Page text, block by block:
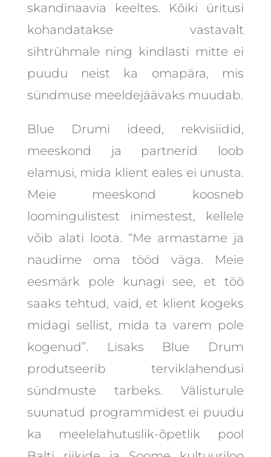
skandinaavia keeltes. Kõiki üritusi
kohandatakse vastavalt
sihtrühmale ning kindlasti mitte ei
puudu neist ka omapära, mis
sündmuse meeldejäävaks muudab.
Blue Drumi ideed, rekvisiidid,
meeskond ja partnerid loob
elamusi, mida klient eales ei unusta.
Meie meeskond koosneb
loomingulistest inimestest, kellele
võib alati loota. “Me armastame ja
naudime oma tööd väga. Meie
eesmärk pole kunagi see, et töö
saaks tehtud, vaid, et klient kogeks
midagi sellist, mida ta varem pole
kogenud”. Lisaks Blue Drum
produtseerib terviklahendusi
sündmuste tarbeks. Välisturule
suunatud programmidest ei puudu
ka meelelahutuslik-õpetlik pool